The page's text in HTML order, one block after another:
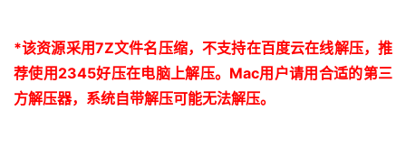
*该资源采用7Z文件名压缩，不支持在百度云在线解压，推
荐使用2345好压在电脑上解压。 Mac用户请用合适的第三
方解压器，系统自带解压可能无法解压。